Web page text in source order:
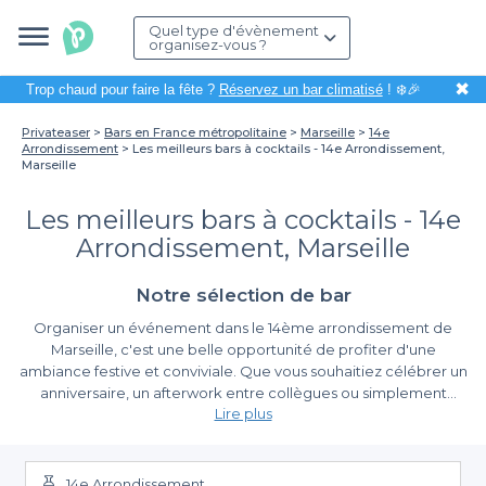
Quel type d'évènement
organisez-vous ?
Trop chaud pour faire la fête ? Réservez un bar climatisé! ❄️🎉 ✖
Privateaser Bars en France métropolitaine Marseille
14e
Arrondissement
Les meilleurs bars à cocktails - 14e Arrondissement,
Marseille
Les meilleurs bars à cocktails - 14e
Arrondissement, Marseille
Notre sélection de bar
Organiser un événement dans le 14ème arrondissement de
Marseille, c'est une belle opportunité de profiter d'une
ambiance festive et conviviale. Que vous souhaitiez célébrer un
anniversaire, un afterwork entre collègues ou simplement
passer un bon moment entre amis, le choix du lieu est essentiel
quartier offrent non seulement une large sélection de boissons
savoureuses, mais également un cadre chaleureux et
Découvrez la diversité des bars à cocktails
Lire plus